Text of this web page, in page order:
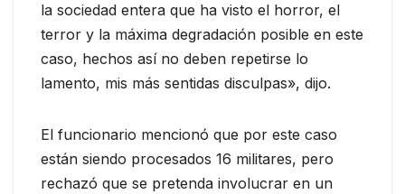
la sociedad entera que ha visto el horror, el
terror y la máxima degradación posible en este
caso, hechos así no deben repetirse lo
lamento, mis más sentidas disculpas», dijo.
El funcionario mencionó que por este caso
están siendo procesados 16 militares, pero
rechazó que se pretenda involucrar en un